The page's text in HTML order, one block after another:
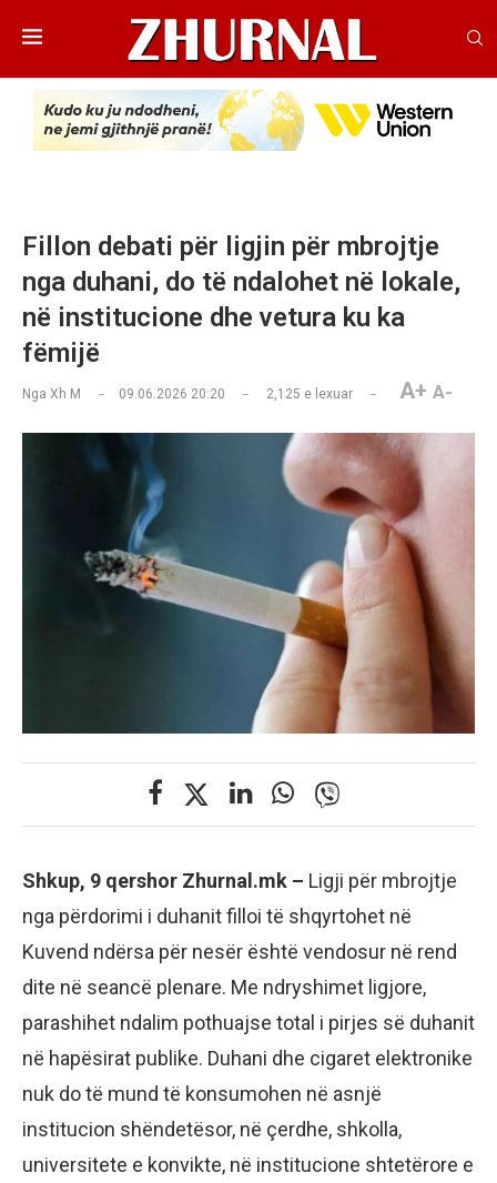
Fillon debati për ligjin për mbrojtje
nga duhani, do të ndalohet në lokale,
në institucione dhe vetura ku ka
fëmijë
Nga Xh M 09.06.2026 20:20 2,125 e lexuar A+ A-
Shkup, 9 qershor Zhurnal.mk – Ligji për mbrojtje
nga përdorimi i duhanit filloi të shqyrtohet në
Kuvend ndërsa për nesër është vendosur në rend
dite në seancë plenare. Me ndryshimet ligjore,
parashihet ndalim pothuajse total i pirjes së duhanit
në hapësirat publike. Duhani dhe cigaret elektronike
nuk do të mund të konsumohen në asnjë
institucion shëndetësor, në çerdhe, shkolla,
universitete e konvikte, në institucione shtetërore e